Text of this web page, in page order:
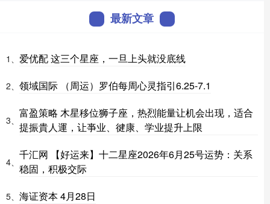
最新文章
1、 爱优配 这三个星座，一旦上头就没底线
2、 领域国际 （周运）罗伯每周心灵指引6.25-7.1
3、
富盈策略 木星移位狮子座，热烈能量让机会出现，适合
提振貴人運，让亊业、徤康、学业提升上限
4、
千汇网 【好运来】十二星座2026年6月25号运势：关系
稳固，积极交际
5、 海证资本 4月28日